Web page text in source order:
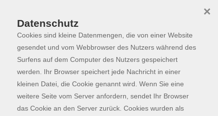
Skip to main content
Programm
Der Kurs konnte nicht gefunden werden.
Datenschutz
Cookies sind kleine Datenmengen, die von einer Website
gesendet und vom Webbrowser des Nutzers während des
Surfens auf dem Computer des Nutzers gespeichert
werden. Ihr Browser speichert jede Nachricht in einer
kleinen Datei, die Cookie genannt wird. Wenn Sie eine
weitere Seite vom Server anfordern, sendet Ihr Browser
das Cookie an den Server zurück. Cookies wurden als
×